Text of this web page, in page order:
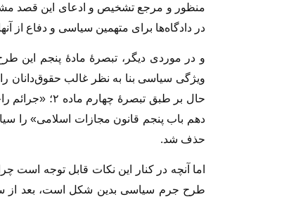
منظور و مرجع تشخیص و ادعاى این قصد
در دادگاه‌ها براى متهمین سیاسى و دفاع از
و در موردى دیگر، تبصرهٔ مادهٔ پنجم این
ویژگى سیاسى بنا به نظر غالب حقوق‌دانان
حال بر طبق
دهم باب پنجم قانون مجازات اسلامی» را
حذف شد.
اما آنچه در کنار این نکات قابل توجه است
طرح جرم سیاسى بدین شکل است، بعد از